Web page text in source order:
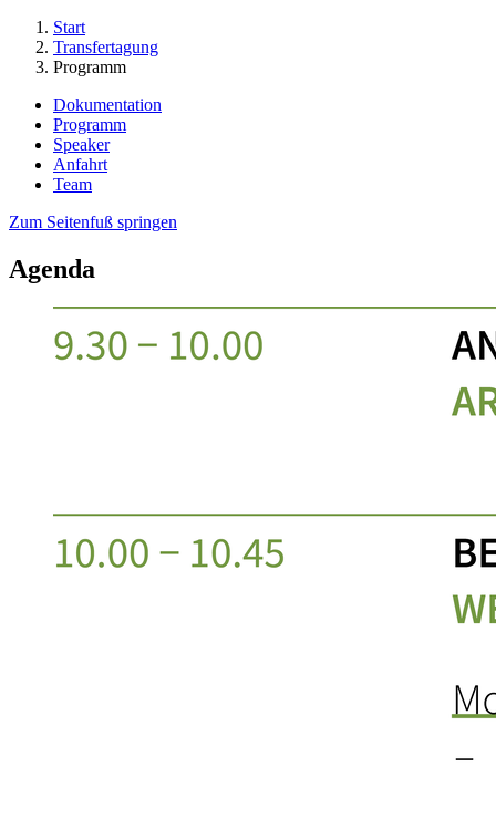
Start
Transfertagung
Programm
Dokumentation
Programm
Speaker
Anfahrt
Team
Zum Seitenfuß springen
Agenda